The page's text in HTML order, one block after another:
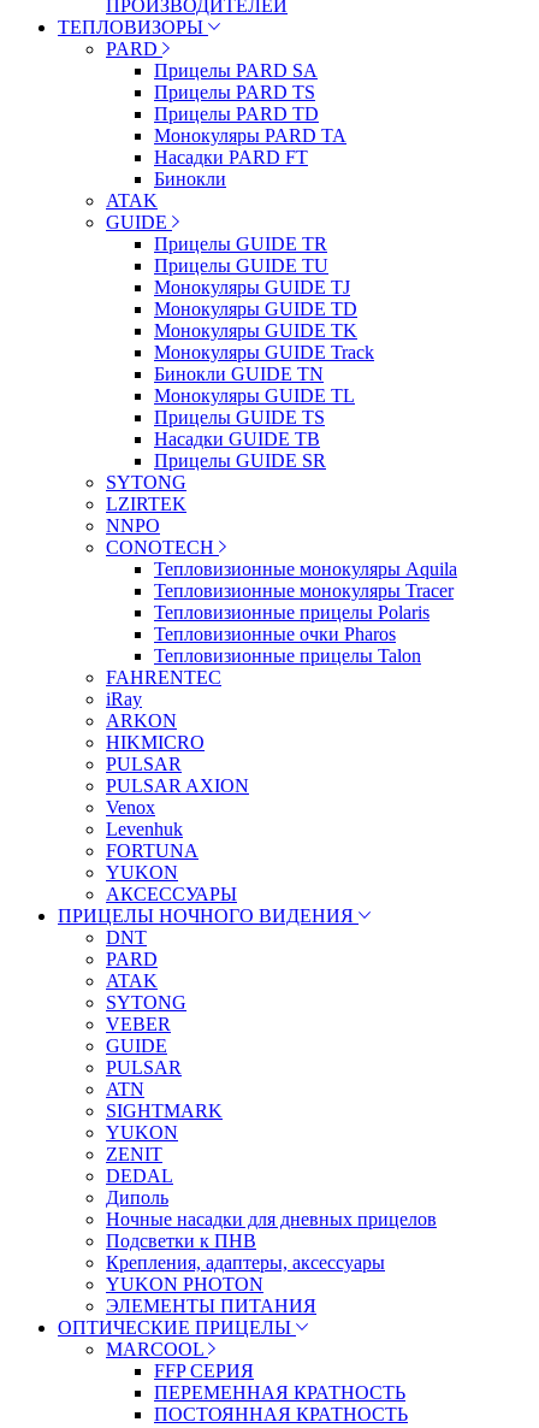
ПРОИЗВОДИТЕЛЕЙ
ТЕПЛОВИЗОРЫ
PARD
Прицелы PARD SA
Прицелы PARD TS
Прицелы PARD TD
Монокуляры PARD TA
Насадки PARD FT
Бинокли
ATAK
GUIDE
Прицелы GUIDE TR
Прицелы GUIDE TU
Монокуляры GUIDE TJ
Монокуляры GUIDE TD
Монокуляры GUIDE TK
Монокуляры GUIDE Track
Бинокли GUIDE TN
Монокуляры GUIDE TL
Прицелы GUIDE TS
Насадки GUIDE TB
Прицелы GUIDE SR
SYTONG
LZIRTEK
NNPO
CONOTECH
Тепловизионные монокуляры Aquila
Тепловизионные монокуляры Tracer
Тепловизионные прицелы Polaris
Тепловизионные очки Pharos
Тепловизионные прицелы Talon
FAHRENTEC
iRay
ARKON
HIKMICRO
PULSAR
PULSAR AXION
Venox
Levenhuk
FORTUNA
YUKON
АКСЕССУАРЫ
ПРИЦЕЛЫ НОЧНОГО ВИДЕНИЯ
DNT
PARD
ATAK
SYTONG
VEBER
GUIDE
PULSAR
ATN
SIGHTMARK
YUKON
ZENIT
DEDAL
Диполь
Ночные насадки для дневных прицелов
Подсветки к ПНВ
Крепления, адаптеры, аксессуары
YUKON PHOTON
ЭЛЕМЕНТЫ ПИТАНИЯ
ОПТИЧЕСКИЕ ПРИЦЕЛЫ
MARCOOL
FFP СЕРИЯ
ПЕРЕМЕННАЯ КРАТНОСТЬ
ПОСТОЯННАЯ КРАТНОСТЬ